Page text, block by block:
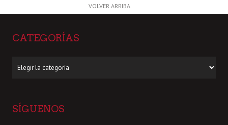
VOLVER ARRIBA
CATEGORÍAS
SÍGUENOS